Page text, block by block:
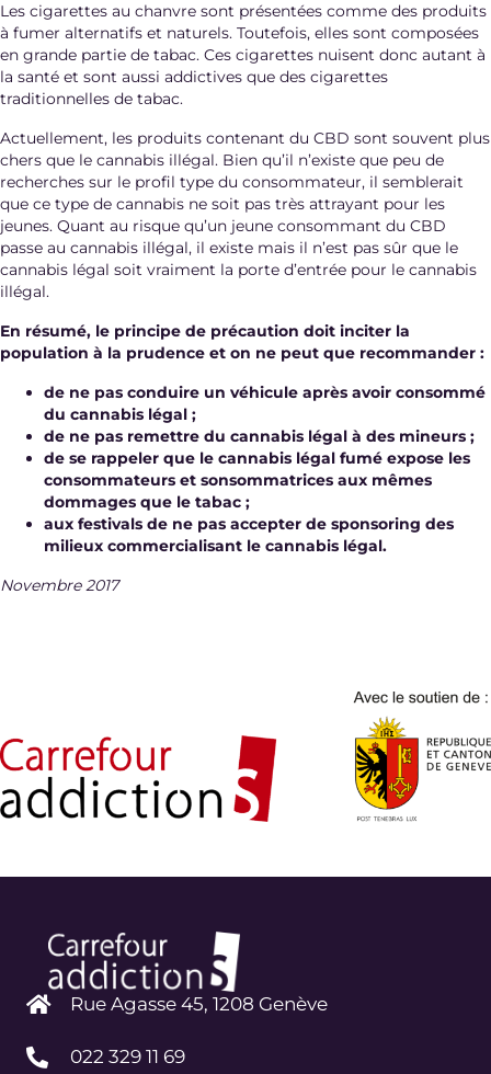
Les cigarettes au chanvre sont présentées comme des produits
à fumer alternatifs et naturels. Toutefois, elles sont composées
en grande partie de tabac. Ces cigarettes nuisent donc autant à
la santé et sont aussi addictives que des cigarettes
traditionnelles de tabac.
Actuellement, les produits contenant du CBD sont souvent plus
chers que le cannabis illégal. Bien qu’il n’existe que peu de
recherches sur le profil type du consommateur, il semblerait
que ce type de cannabis ne soit pas très attrayant pour les
jeunes. Quant au risque qu’un jeune consommant du CBD
passe au cannabis illégal, il existe mais il n’est pas sûr que le
cannabis légal soit vraiment la porte d’entrée pour le cannabis
illégal.
En résumé, le principe de précaution doit inciter la
population à la prudence et on ne peut que recommander :
de ne pas conduire un véhicule après avoir consommé
du cannabis légal ;
de ne pas remettre du cannabis légal à des mineurs ;
de se rappeler que le cannabis légal fumé expose les
consommateurs et sonsommatrices aux mêmes
dommages que le tabac ;
aux festivals de ne pas accepter de sponsoring des
milieux commercialisant le cannabis légal.
Novembre 2017
Rue Agasse 45, 1208 Genève
022 329 11 69